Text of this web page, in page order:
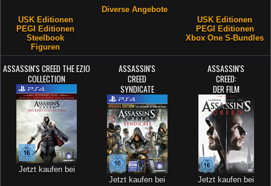
USK Editionen
PEGI Editionen
Steelbook
Figuren
Diverse Angebote
USK Editionen
PEGI Editionen
Xbox One S-Bundles
ASSASSIN'S CREED THE EZIO
COLLECTION
Jetzt kaufen bei
ASSASSIN'S
CREED
SYNDICATE
Jetzt kaufen bei
ASSASSIN'S
CREED:
DER FILM
Jetzt kaufen bei